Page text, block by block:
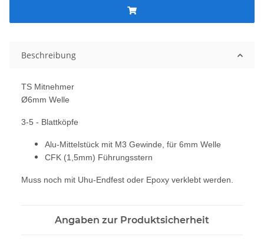
Beschreibung
TS Mitnehmer
Ø6mm Welle
3-5 - Blattköpfe
Alu-Mittelstück mit M3 Gewinde, für 6mm Welle
CFK (1,5mm) Führungsstern
Muss noch mit Uhu-Endfest oder Epoxy verklebt werden.
Angaben zur Produktsicherheit